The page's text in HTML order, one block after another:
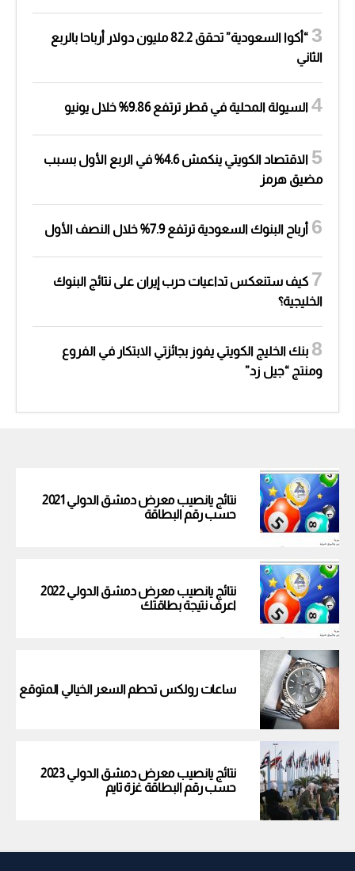
“أكوا السعودية” تحقق 82.2 مليون دولار أرباحا بالربع
الثاني
السيولة المحلية في قطر ترتفع 9.86% خلال يونيو
الاقتصاد الكويتي ينكمش 4.6% في الربع الأول بسبب
مضيق هرمز
أرباح البنوك السعودية ترتفع 7.9% خلال النصف الأول
كيف ستنعكس تداعيات حرب إيران على نتائج البنوك
الخليجية؟
بنك الخليج الكويتي يفوز بجائزتي الابتكار في الفروع
ومنتج “جيل زد”
نتائج يانصيب معرض دمشق الدولي 2021
حسب رقم البطاقة
نتائج يانصيب معرض دمشق الدولي 2022
اعرف نتيجة بطاقتك
ساعات رولكس تحطم السعر الخيالي المتوقع
نتائج يانصيب معرض دمشق الدولي 2023
حسب رقم البطاقة غزة تايم